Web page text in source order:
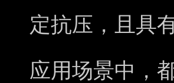
定抗压，且具
应用场景中，